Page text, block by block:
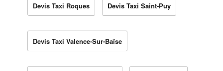
Devis Taxi Roques Devis Taxi Saint-Puy
Devis Taxi Valence-Sur-Baïse